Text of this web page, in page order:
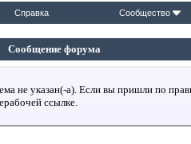
Справка Сообщество
Сообщение форума
не указан(-а). Если вы пришли по
ссылке.